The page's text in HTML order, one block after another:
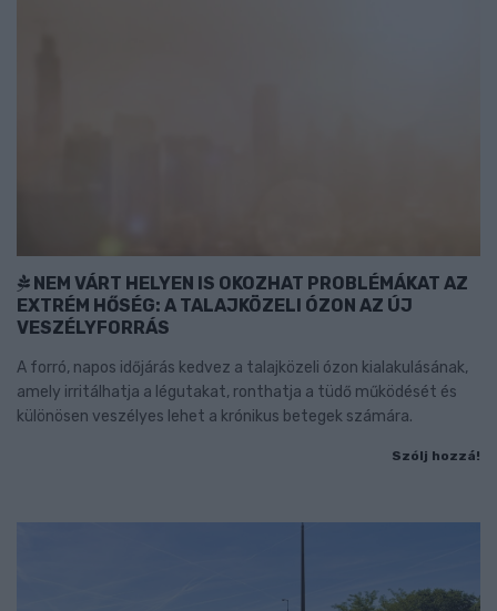
NEM VÁRT HELYEN IS OKOZHAT PROBLÉMÁKAT AZ
EXTRÉM HŐSÉG: A TALAJKÖZELI ÓZON AZ ÚJ
VESZÉLYFORRÁS
A forró, napos időjárás kedvez a talajközeli ózon kialakulásának,
amely irritálhatja a légutakat, ronthatja a tüdő működését és
különösen veszélyes lehet a krónikus betegek számára.
Szólj hozzá!